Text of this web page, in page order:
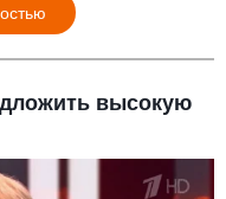
высокую